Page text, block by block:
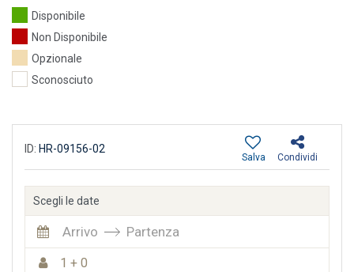
Disponibile
Non Disponibile
Opzionale
Sconosciuto
ID: HR-09156-02
Condividi
Salva
Scegli le date
Arrivo Partenza
1 + 0